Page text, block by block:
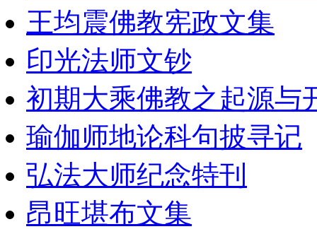
王均震佛教宪政文集
印光法师文钞
初期大乘佛教之起源与
瑜伽师地论科句披寻记
弘法大师纪念特刊
昂旺堪布文集